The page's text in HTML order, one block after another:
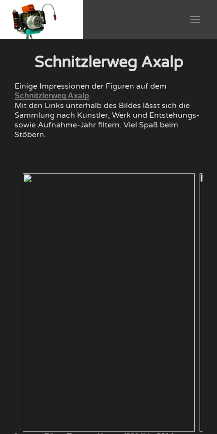
Schnitzlerweg Axalp
Einige Impressionen der Figuren auf dem
Schnitzlerweg Axalp.
Mit den Links unterhalb des Bildes lässt sich die
Sammlung nach Künstler, Werk und Entstehungs-
sowie Aufnahme-Jahr filtern. Viel Spaß beim
Stöbern.